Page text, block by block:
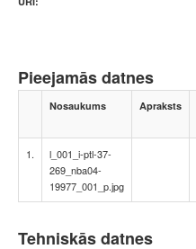
Pieejamās datnes
Nosaukums Apraksts
1.
l_001_i-ptl-37-
269_nba04-
19977_001_p.jpg
Tehniskās datnes